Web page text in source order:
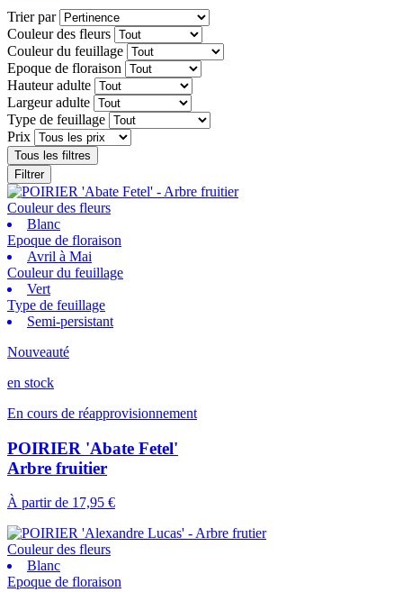
Trier par
Couleur des fleurs
Couleur du feuillage
Epoque de floraison
Hauteur adulte
Largeur adulte
Type de feuillage
Prix
Tous les filtres
Filtrer
Couleur des fleurs
Blanc
Epoque de floraison
Avril à Mai
Couleur du feuillage
Vert
Type de feuillage
Semi-persistant
Nouveauté
en stock
En cours de réapprovisionnement
POIRIER 'Abate Fetel'
Arbre fruitier
À partir de 17,95 €
Couleur des fleurs
Blanc
Epoque de floraison